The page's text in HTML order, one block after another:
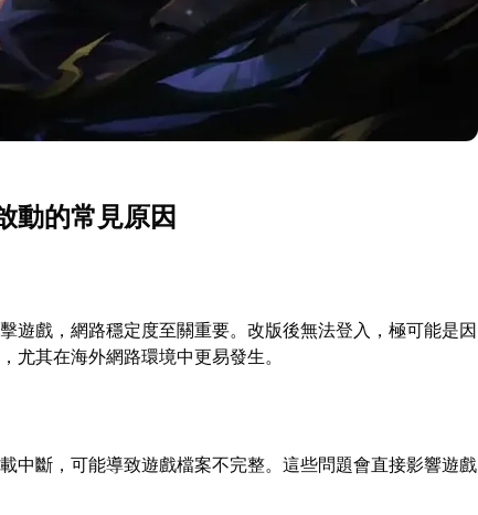
動的常見原因
遊戲，網路穩定度至關重要。改版後無法登入，極可能是因
尤其在海外網路環境中更易發生。
中斷，可能導致遊戲檔案不完整。這些問題會直接影響遊戲